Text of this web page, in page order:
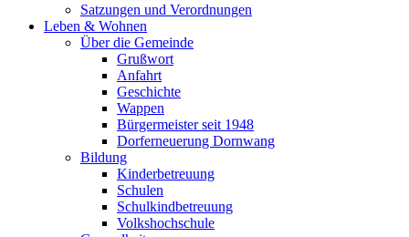
Satzungen und Verordnungen
Leben & Wohnen
Über die Gemeinde
Grußwort
Anfahrt
Geschichte
Wappen
Bürgermeister seit 1948
Dorferneuerung Dornwang
Bildung
Kinderbetreuung
Schulen
Schulkindbetreuung
Volkshochschule